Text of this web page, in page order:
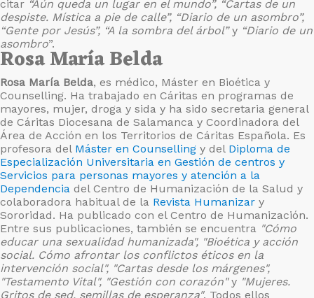
citar “Aún queda un lugar en el mundo”, “Cartas de un
despiste. Mística a pie de calle”, “Diario de un asombro”,
“Gente por Jesús”, “A la sombra del árbol”y “Diario de un
asombro”.
Rosa María Belda
Rosa María Belda, es médico, Máster en Bioética y
Counselling. Ha trabajado en Cáritas en programas de
mayores, mujer, droga y sida y ha sido secretaria general
de Cáritas Diocesana de Salamanca y Coordinadora del
Área de Acción en los Territorios de Cáritas Española. Es
profesora del Máster en Counselling y del Diploma de
Especialización Universitaria en Gestión de centros y
Servicios para personas mayores y atención a la
Dependencia del Centro de Humanización de la Salud y
colaboradora habitual de la Revista Humanizar y
Sororidad. Ha publicado con el Centro de Humanización.
Entre sus publicaciones, también se encuentra "Cómo
educar una sexualidad humanizada", "Bioética y acción
social. Cómo afrontar los conflictos éticos en la
intervención social", "Cartas desde los márgenes",
"Testamento Vital", "Gestión con corazón"y "Mujeres.
Gritos de sed, semillas de esperanza". Todos ellos